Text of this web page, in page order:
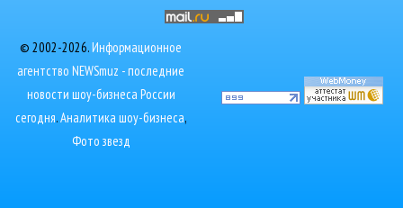
© 2002-2026.Информационное
агентство NEWSmuz - последние
новости шоу-бизнеса России
сегодня.Аналитика шоу-бизнеса,
Фото звезд